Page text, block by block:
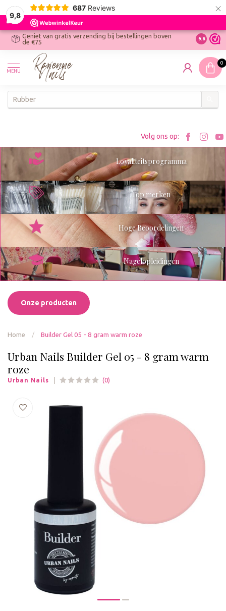
9,8
687 Reviews ×
Geniet van gratis verzending bij bestellingen boven
de €75
Ontdek
9.8
MENU
0
Volg ons op:
Bezoek
Loyaliteitsprogramma
Top merken
Hoge Beoordelingen
Nagelopleidingen
Onze producten
Home / Builder Gel 05 - 8 gram warm roze
Urban Nails Builder Gel 05 - 8 gram warm
roze
Urban Nails (0)